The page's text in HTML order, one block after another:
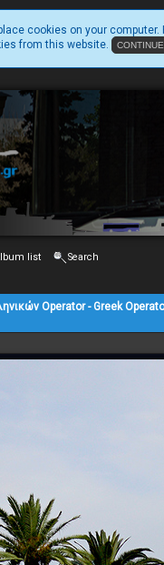
cookies on your computer.
from this website.
list Search
Operator - Greek